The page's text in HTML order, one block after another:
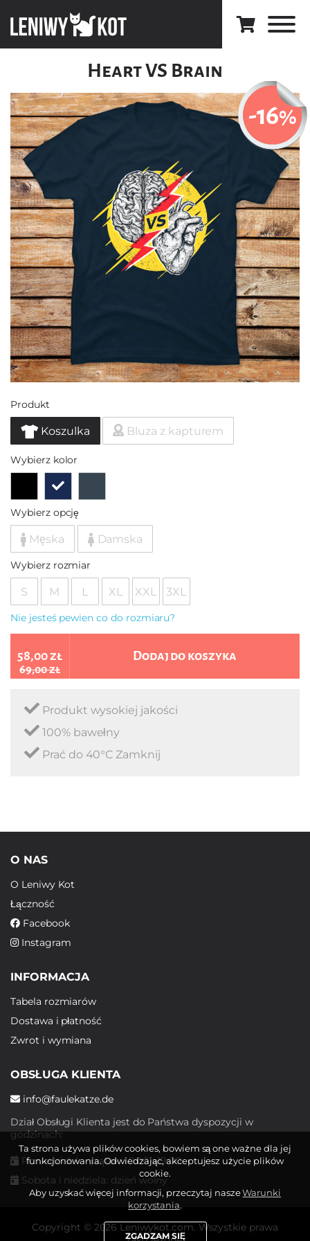
Heart VS Brain
-16%
Produkt
Koszulka Bluza z kapturem
Wybierz kolor
Wybierz opcję
Męska Damska
Wybierz rozmiar
S M L XL XXL 3XL
Nie jesteś pewien co do rozmiaru?
58,00 zł
69,00 zł
Dodaj do koszyka
Produkt wysokiej jakości
100% bawełny
Prać do 40°C Zamknij
O NAS
O Leniwy Kot
Łączność
Facebook
Instagram
INFORMACJA
Tabela rozmiarów
Dostawa i płatność
Zwrot i wymiana
OBSŁUGA KLIENTA
info@faulekatze.de
Dział Obsługi Klienta jest do Państwa dyspozycji w
godzinach:
Poniedziałek - piątek: 10:00 - 19:00
Sobota i niedziela: dzień wolny
Copyright © 2026 Leniwykot.com. Wszystkie prawa
Ta strona używa plików cookies, bowiem są one ważne dla jej
funkcjonowania. Odwiedzając, akceptujesz użycie plików
cookie.
Aby uzyskać więcej informacji, przeczytaj naszeWarunki
korzystania.
ZGADZAM SIĘ